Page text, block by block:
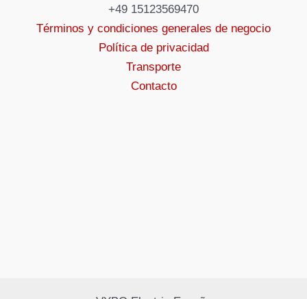
+49 15123569470
Términos y condiciones generales de negocio
Política de privacidad
Transporte
Contacto